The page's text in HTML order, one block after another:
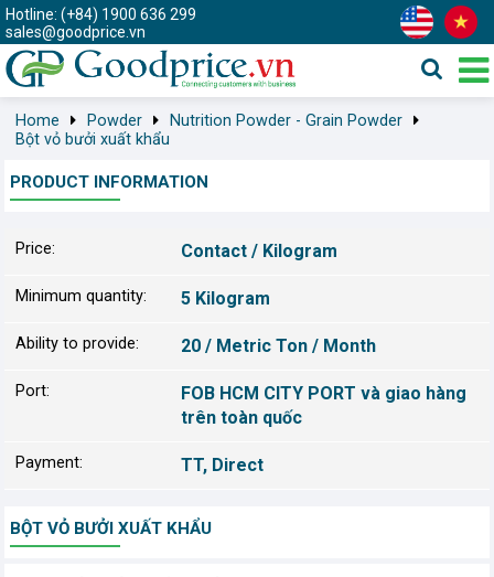
Hotline: (+84) 1900 636 299
sales@goodprice.vn
Home Powder
Nutrition Powder - Grain Powder
Bột vỏ bưởi xuất khẩu
PRODUCT INFORMATION
Price: Contact / Kilogram
Minimum quantity: 5 Kilogram
Ability to provide: 20 / Metric Ton / Month
Port:
FOB HCM CITY PORT và giao hàng
trên toàn quốc
Payment: TT, Direct
BỘT VỎ BƯỞI XUẤT KHẨU